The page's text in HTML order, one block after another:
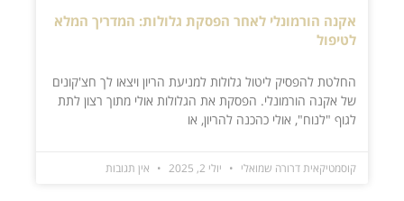
אקנה הורמונלי לאחר הפסקת גלולות: המדריך המלא
לטיפול
החלטת להפסיק ליטול גלולות למניעת הריון ויצאו לך חצ'קונים
של אקנה הורמונלי. הפסקת את הגלולות אולי מתוך רצון לתת
לגוף "לנוח", אולי כהכנה להריון, או
קוסמטיקאית דרורה שמואלי יולי 2, 2025 אין תגובות